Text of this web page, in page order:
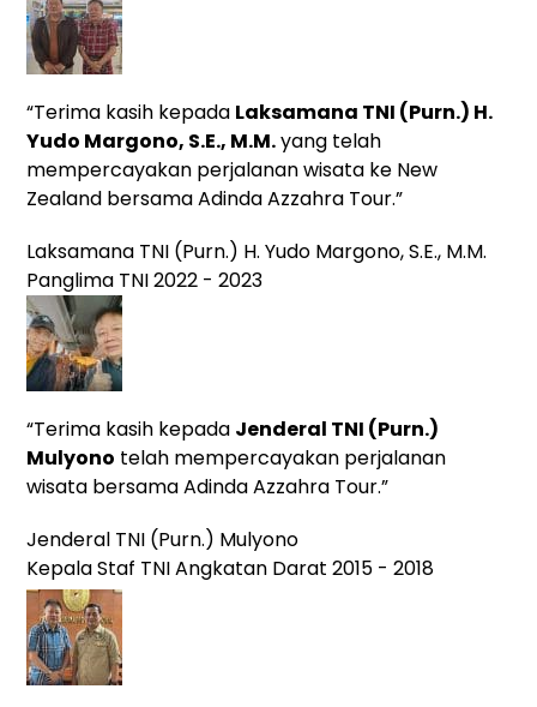
“Terima kasih kepada Laksamana TNI (Purn.) H.
Yudo Margono, S.E., M.M.yang telah
mempercayakan perjalanan wisata ke New
Zealand bersama Adinda Azzahra Tour.”
Laksamana TNI (Purn.) H. Yudo Margono, S.E., M.M.
Panglima TNI 2022 - 2023
“Terima kasih kepada Jenderal TNI (Purn.)
Mulyono telah mempercayakan perjalanan
wisata bersama Adinda Azzahra Tour.”
Jenderal TNI (Purn.) Mulyono
Kepala Staf TNI Angkatan Darat 2015 - 2018